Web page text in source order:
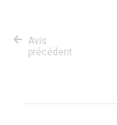
Avis
précédent